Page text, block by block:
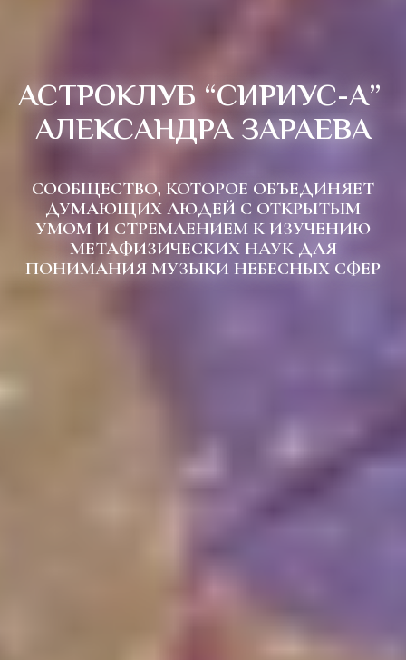
АСТРОКЛУБ “СИРИУС-А”
АЛЕКСАНДРА ЗАРАЕВА
СООБЩЕСТВО, КОТОРОЕ ОБЪЕДИНЯЕТ
ДУМАЮЩИХ ЛЮДЕЙ С ОТКРЫТЫМ
УМОМ И СТРЕМЛЕНИЕМ К ИЗУЧЕНИЮ
МЕТАФИЗИЧЕСКИХ НАУК ДЛЯ
ПОНИМАНИЯ МУЗЫКИ НЕБЕСНЫХ СФЕР